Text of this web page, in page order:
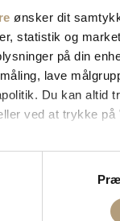
ønsker dit
statistik og
på din
lave
Du kan
ved at trykke
vi også gerne:
oplysninger om
enhed baseret på
hele websitet.